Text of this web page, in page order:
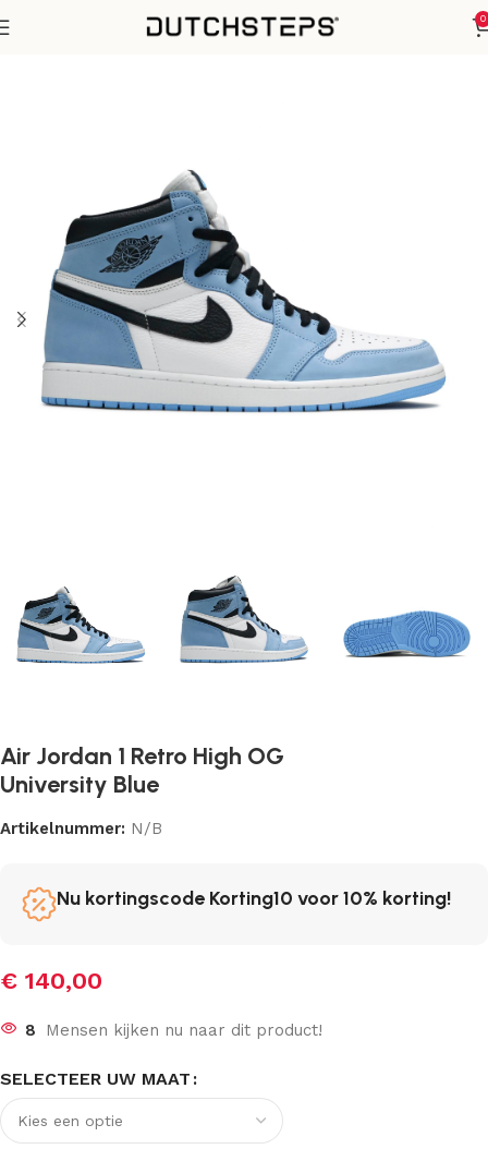
0
Air Jordan 1 Retro High OG
University Blue
Artikelnummer: N/B
Nu kortingscode Korting10 voor 10% korting!
€ 140,00
8 Mensen kijken nu naar dit product!
SELECTEER UW MAAT